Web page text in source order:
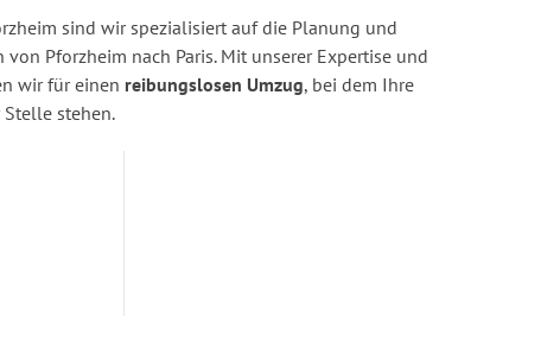
sind wir spezialisiert auf die Planung und
Pforzheim nach Paris. Mit unserer Expertise und
wir für einen reibungslosen Umzug, bei dem Ihre
Stelle stehen.